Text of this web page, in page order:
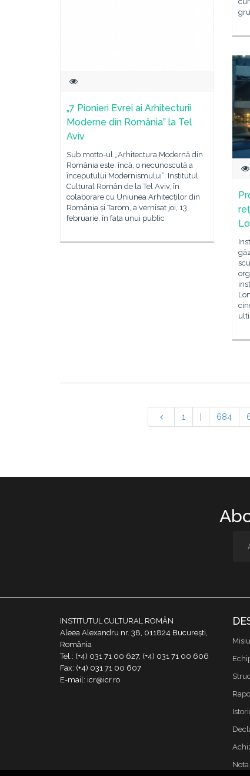
„7 Pionieri Evrei ai Arhitecturii
Moderne din România” la Tel
Aviv
Sub motto-ul „Arhitectura Modernă din
România este, încă, o necunoscută a
începutului Modernismului”, Institutul
Cultural Român de la Tel Aviv, în
colaborare cu Uniunea Arhitecților din
România și Tarom, a vernisat joi, 13
februarie, în fața unui public
1 684
INSTITUTUL CULTURAL ROMÂN
Aleea Alexandru nr. 38, 011824 București,
România
Tel.: (+4) 031 71 00 627, (+4) 031 71 00 606
Fax: (+4) 031 71 00 607
E-mail: icr@icr.ro